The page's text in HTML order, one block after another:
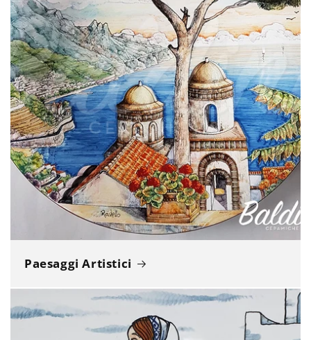
Paesaggi Artistici